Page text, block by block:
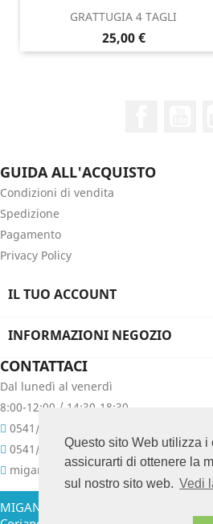
Questo sito Web utilizza i
assicurarti di ottenere la
sul nostro sito web. Vedi
GRATTUGIA 4 TAGLI
Prezzo
25,00 €
GUIDA ALL'ACQUISTO
Condizioni di vendita
Spedizione
Pagamento
Privacy Policy
IL TUO ACCOUNT
INFORMAZIONI NEGOZIO
CONTATTACI
Dal lunedì al venerdì
8:00-12:00 / 14:30-18:30
0541/657400
0541/657076
migani@migani.com
MIGANI GIUSEPPE & C. SNC - Via